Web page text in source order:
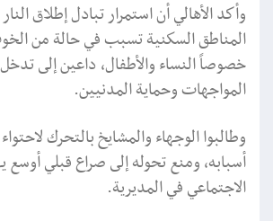
وأكد الأهالي أن استمرار تبادل إطلاق
المناطق السكنية تسبب في حالة من
خصوصاً النساء والأطفال، داعين إلى
المواجهات وحماية المدنيين.
وطالبوا الوجهاء والمشايخ بالتحرك
أسبابه، ومنع تحوله إلى صراع قبلي أوسع
الاجتماعي في المديرية.